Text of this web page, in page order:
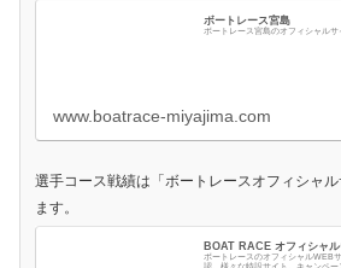
ボートレース宮島
ボートレース宮島のオフィシャルサ
www.boatrace-miyajima.com
選手コース戦績は「ボートレースオフィシャ
ます。
BOAT RACE オフィシャル
ボートレースのオフィシャルWEB